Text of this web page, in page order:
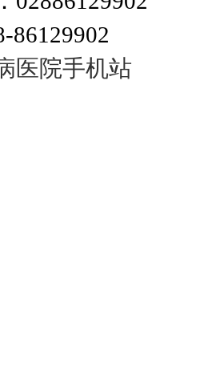
86129902
医院手机站